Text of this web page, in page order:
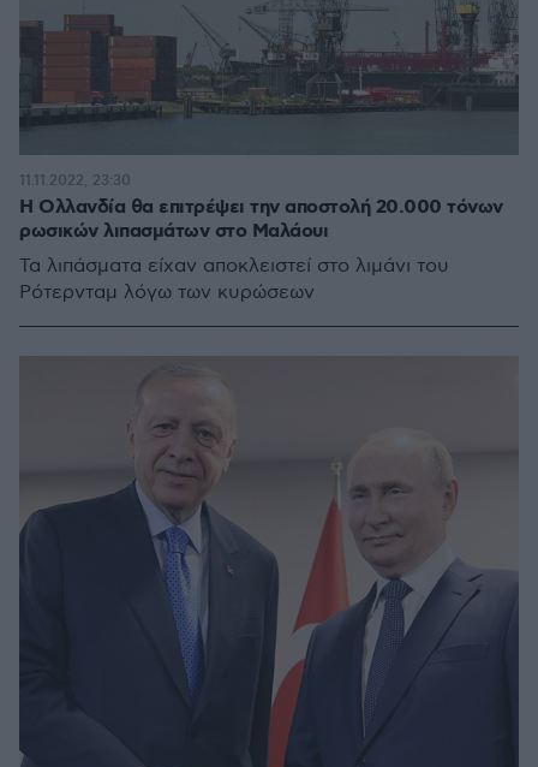
Η Ολλανδία θα επιτρέψει την αποστολή 20.000 τόνων
ρωσικών λιπασμάτων στο Μαλάουι
Τα λιπάσματα είχαν αποκλειστεί στο λιμάνι του
Ρότερνταμ λόγω των κυρώσεων
11.11.2022, 23:30